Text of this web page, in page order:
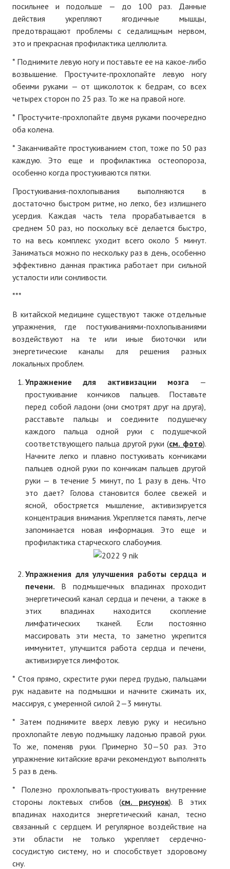
посильнее и подольше — до 100 раз. Данные
действия укрепляют ягодичные мышцы,
предотвращают проблемы с седалищным нервом,
это и прекрасная профилактика целлюлита.
* Поднимите левую ногу и поставьте ее на какое-либо
возвышение. Простучите-прохлопайте левую ногу
обеими руками — от щиколоток к бедрам, со всех
четырех сторон по 25 раз. То же на правой ноге.
* Простучите-прохлопайте двумя руками поочередно
оба колена.
* Заканчивайте простукиванием стоп, тоже по 50 раз
каждую. Это еще и профилактика остеопороза,
особенно когда простукиваются пятки.
Простукивания-похлопывания выполняются в
достаточно быстром ритме, но легко, без излишнего
усердия. Каждая часть тела прорабатывается в
среднем 50 раз, но поскольку всё делается быстро,
то на весь комплекс уходит всего около 5 минут.
Заниматься можно по нескольку раз в день, особенно
эффективно данная практика работает при сильной
усталости или сонливости.
***
В китайской медицине существуют также отдельные
упражнения, где постукиваниями-похлопываниями
воздействуют на те или иные биоточки или
энергетические каналы для решения разных
локальных проблем.
Упражнение для активизации мозга —
простукивание кончиков пальцев. Поставьте
перед собой ладони (они смотрят друг на друга),
расставьте пальцы и соедините подушечку
каждого пальца одной руки с подушечкой
соответствующего пальца другой руки (см. фото).
Начните легко и плавно постукивать кончиками
пальцев одной руки по кончикам пальцев другой
руки — в течение 5 минут, по 1 разу в день. Что
это дает? Голова становится более свежей и
ясной, обостряется мышление, активизируется
концентрация внимания. Укрепляется память, легче
запоминается новая информация. Это еще и
профилактика старческого слабоумия.
Упражнения для улучшения работы сердца и
печени. В подмышечных впадинах проходит
энергетический канал сердца и печени, а также в
этих впадинах находится скопление
лимфатических тканей. Если постоянно
массировать эти места, то заметно укрепится
иммунитет, улучшится работа сердца и печени,
активизируется лимфоток.
* Стоя прямо, скрестите руки перед грудью, пальцами
рук надавите на подмышки и начните сжимать их,
массируя, с умеренной силой 2—3 минуты.
* Затем поднимите вверх левую руку и несильно
прохлопайте левую подмышку ладонью правой руки.
То же, поменяв руки. Примерно 30—50 раз. Это
упражнение китайские врачи рекомендуют выполнять
5 раз в день.
* Полезно прохлопывать-простукивать внутренние
стороны локтевых сгибов (см. рисунок). В этих
впадинах находится энергетический канал, тесно
связанный с сердцем. И регулярное воздействие на
эти области не только укрепляет сердечно-
сосудистую систему, но и способствует здоровому
сну.